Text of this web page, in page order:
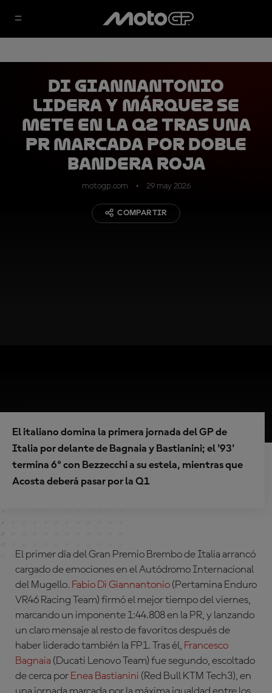
Di Giannantonio
lidera y Márquez se
mete en la Q2 tras una
PR marcada por doble
bandera roja
motogp.com 29 may 2026
COMPARTIR
El italiano domina la primera jornada del GP de
Italia por delante de Bagnaia y Bastianini; el '93'
termina 6º con Bezzecchi a su estela, mientras que
Acosta deberá pasar por la Q1
El primer día del Gran Premio Brembo de Italia arrancó
cargado de emociones en el Autódromo Internacional
del Mugello. Fabio Di Giannantonio (Pertamina Enduro
VR46 Racing Team) firmó el mejor tiempo del viernes,
marcando un imponente 1:44.808 en la PR, y lanzando
un claro mensaje al resto de favoritos después de
haber liderado también la FP1. Tras él, Francesco
Bagnaia (Ducati Lenovo Team) fue segundo, escoltado
de cerca por Enea Bastianini (Red Bull KTM Tech3), en